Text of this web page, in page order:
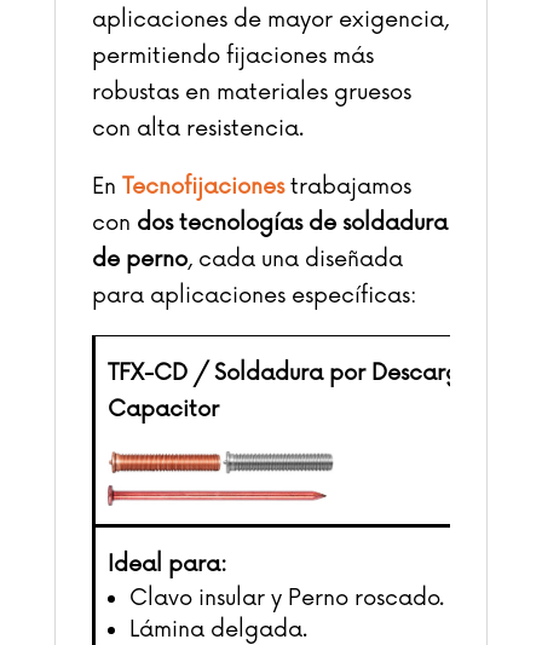
aplicaciones de mayor exigencia,
permitiendo fijaciones más
robustas en materiales gruesos
con alta resistencia.
En Tecnofijacionestrabajamos
con dos tecnologías de soldadura
de perno, cada una diseñada
para aplicaciones específicas:
TFX-CD / Soldadura por Descarga de
Capacitor
Ideal para:
Clavo insular y Perno roscado.
Lámina delgada.